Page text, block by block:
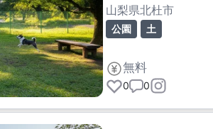
山梨県北杜市
公園 土
無料
0 0